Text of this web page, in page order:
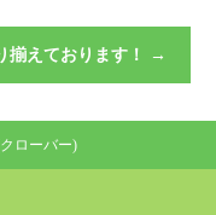
揃えております！ →
ローバー)